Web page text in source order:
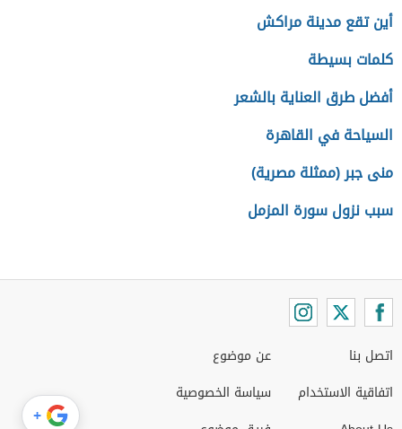
أين تقع مدينة مراكش
كلمات بسيطة
أفضل طرق العناية بالشعر
السياحة في القاهرة
منى جبر (ممثلة مصرية)
سبب نزول سورة المزمل
اتصل بنا
اتفاقية الاستخدام
عن موضوع
سياسة الخصوصية
+